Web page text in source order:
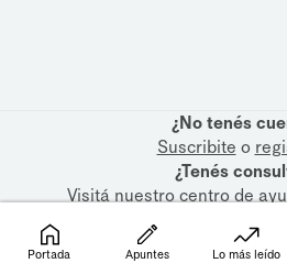
¿No tenés
Suscribite o
¿Tenés
Visitá nuestrocentro de
Portada Apuntes Lo más leído